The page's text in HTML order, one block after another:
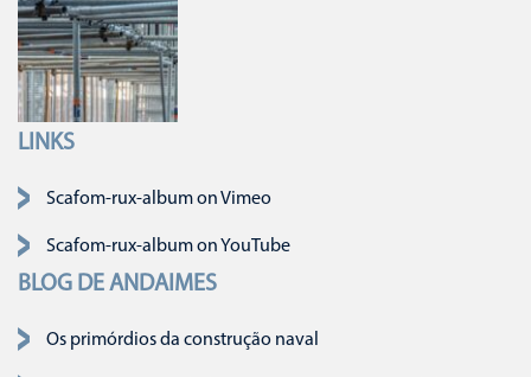
LINKS
Pular navegação
Scafom-rux-album on Vimeo
Scafom-rux-album on YouTube
BLOG DE ANDAIMES
Os primórdios da construção naval